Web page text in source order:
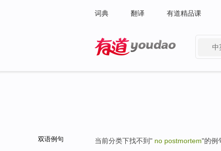
词典 翻译 有道精品课
中
双语例句 当前分类下找不到" no postmortem"的例